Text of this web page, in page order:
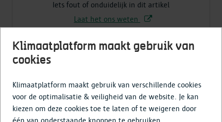
Iets fout of onduidelijk in dit artikel
Laat het ons weten
Deel deze activiteit
Klimaatplatform maakt gebruik van
cookies
Klimaatplatform maakt gebruik van verschillende cookies
voor de optimalisatie & veiligheid van de website. Je kan
kiezen om deze cookies toe te laten of te weigeren door